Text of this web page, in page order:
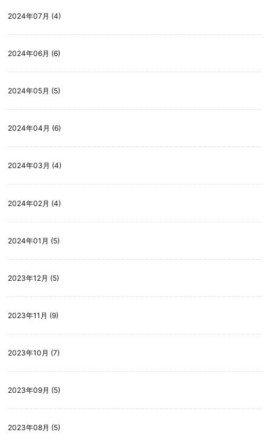
2024年07月 (4)
2024年06月 (6)
2024年05月 (5)
2024年04月 (6)
2024年03月 (4)
2024年02月 (4)
2024年01月 (5)
2023年12月 (5)
2023年11月 (9)
2023年10月 (7)
2023年09月 (5)
2023年08月 (5)